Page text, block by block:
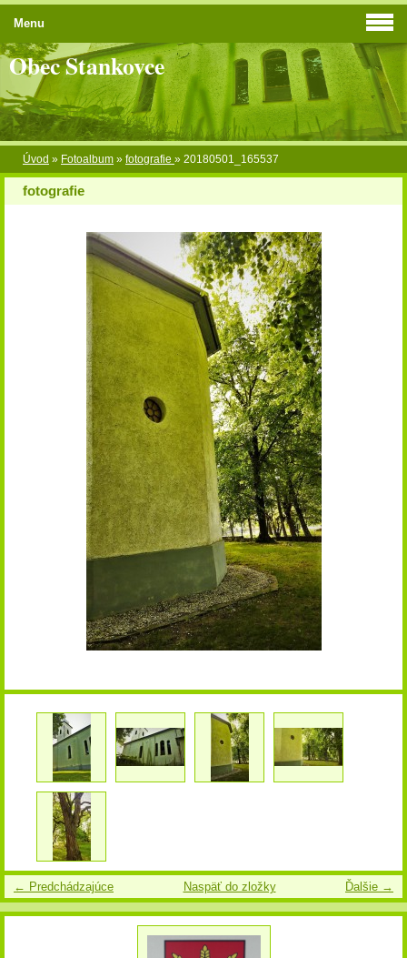
Obec Stankovce
Úvod » Fotoalbum » fotografie » 20180501_165537
fotografie
← Predchádzajúce Ďalšie →
Naspäť do zložky
Menu